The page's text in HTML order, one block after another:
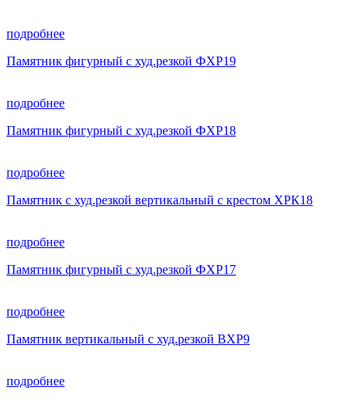
подробнее
Памятник фигурный с худ.резкой ФХР19
подробнее
Памятник фигурный с худ.резкой ФХР18
подробнее
Памятник с худ.резкой вертикальный с крестом ХРК18
подробнее
Памятник фигурный с худ.резкой ФХР17
подробнее
Памятник вертикальный с худ.резкой ВХР9
подробнее